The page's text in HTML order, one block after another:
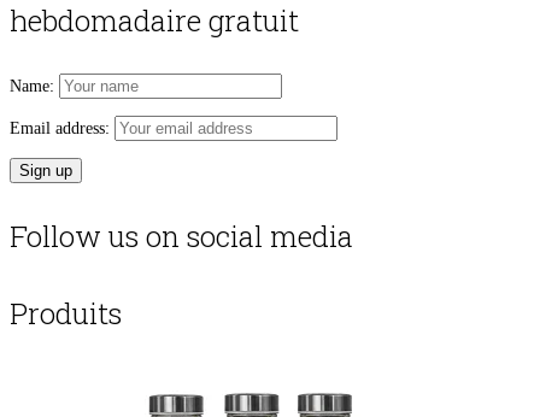
hebdomadaire gratuit
Name:
Email address:
Follow us on social media
Produits